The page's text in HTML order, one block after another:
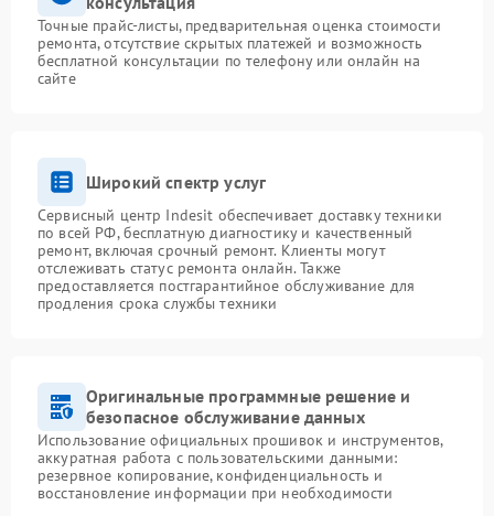
Точные прайс-листы, предварительная оценка стоимости
ремонта, отсутствие скрытых платежей и возможность
бесплатной консультации по телефону или онлайн на
сайте
Широкий спектр услуг
Сервисный центр Indesit обеспечивает доставку техники
по всей РФ, бесплатную диагностику и качественный
ремонт, включая срочный ремонт. Клиенты могут
отслеживать статус ремонта онлайн. Также
предоставляется постгарантийное обслуживание для
продления срока службы техники
Оригинальные программные решение и
безопасное обслуживание данных
Использование официальных прошивок и инструментов,
аккуратная работа с пользовательскими данными:
резервное копирование, конфиденциальность и
восстановление информации при необходимости